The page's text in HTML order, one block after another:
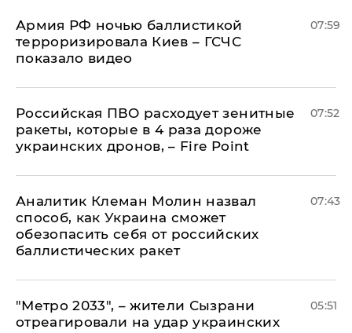
Армия РФ ночью баллистикой
терроризировала Киев – ГСЧС
показало видео
07:59
Российская ПВО расходует зенитные
ракеты, которые в 4 раза дороже
украинских дронов, – Fire Point
07:52
Аналитик Клеман Молин назвал
способ, как Украина сможет
обезопасить себя от российских
баллистических ракет
07:43
"Метро 2033", – жители Сызрани
отреагировали на удар украинских
05:51